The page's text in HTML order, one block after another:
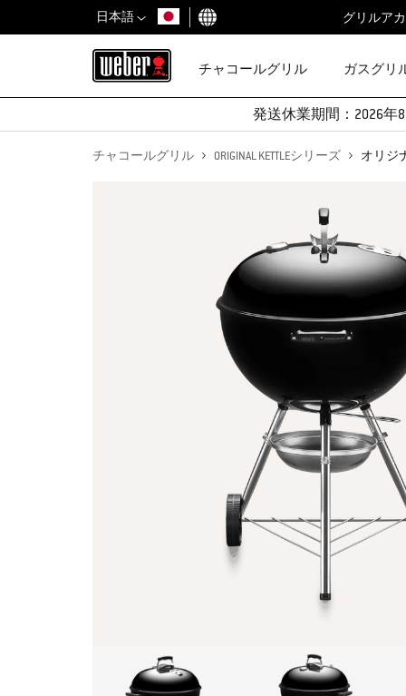
日本語
国を選択
グリルア
チャコールグリル ガスグリ
発送休業期間：2026年
チャコールグリル ORIGINAL KETTLEシリーズ オリジ